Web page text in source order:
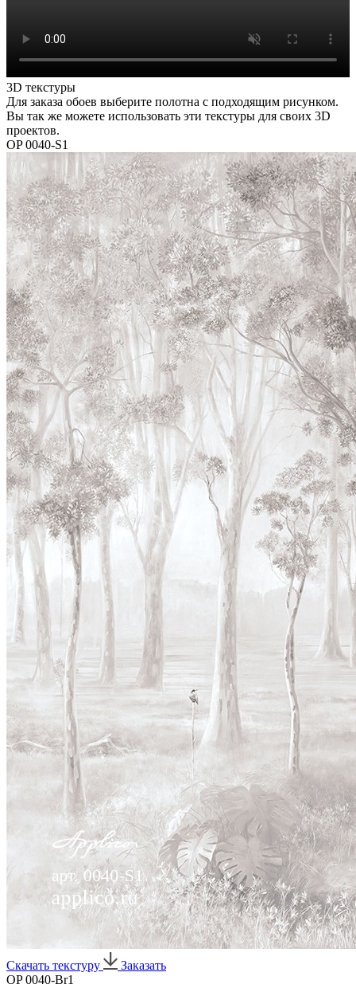
3D текстуры
Для заказа обоев выберите полотна с подходящим рисунком.
Вы так же можете использовать эти текстуры для своих 3D
проектов.
OP 0040-S1
Скачать текстуру
Заказать
OP 0040-Br1